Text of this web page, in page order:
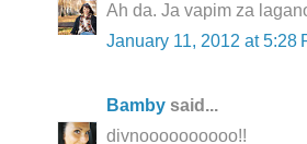
Ah da. Ja vapim za
January 11, 2012 at 5:28
Bamby said...
divnoooooooooo!!